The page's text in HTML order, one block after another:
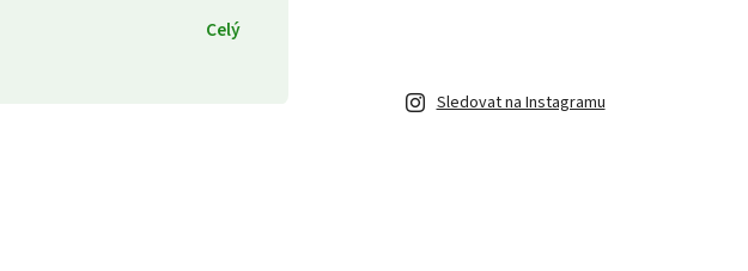
Sledovat na Instagramu
Celý